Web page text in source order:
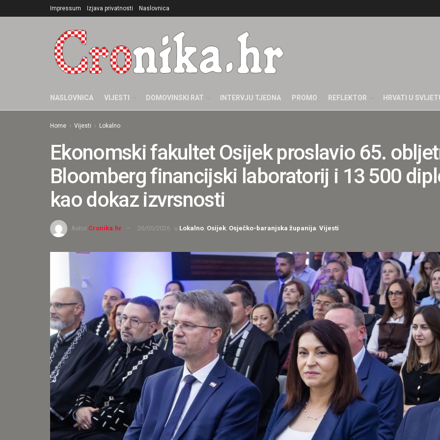
Impressum Izjava privatnosti Naslovnica
NASLOVNICA VIJESTI DOMOVINSKI RAT INTERVJU TJEDNA PROMO REFLEKTOR HRVATI U
Home Vijesti Lokalno
Ekonomski fakultet Osijek proslavio 65.
Bloomberg financijski laboratorij i 13 500
kao dokaz izvrsnosti
Autor Cronika.hr 26/05/2026 u Lokalno Osijek Osječko-baranjska županija Vijesti